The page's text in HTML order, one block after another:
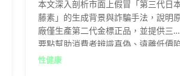
本文深入剖析市面上假冒「第三代日
藤素」的生成背景與詐騙手法，說明原
廠僅生產第二代金標正品，並提供三大
要點幫助消費者辨識真偽、遠離低價
阱，透過官方授權通路確保購買安全有
性健康